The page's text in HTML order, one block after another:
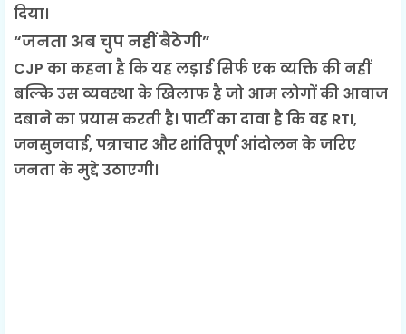
दिया।
“जनता अब चुप नहीं बैठेगी”
CJP का कहना है कि यह लड़ाई सिर्फ एक व्यक्ति की नहीं
बल्कि उस व्यवस्था के खिलाफ है जो आम लोगों की आवाज
दबाने का प्रयास करती है। पार्टी का दावा है कि वह RTI,
जनसुनवाई, पत्राचार और शांतिपूर्ण आंदोलन के जरिए
जनता के मुद्दे उठाएगी।